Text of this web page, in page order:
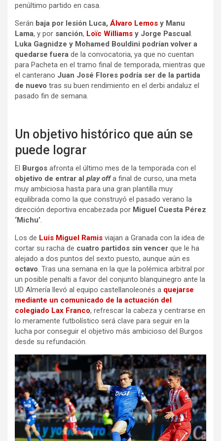
penúltimo partido en casa.
Serán baja por lesión Luca, Álvaro Lemos y Manu
Lama, y por sanción, Loïc Williams y Jorge Pascual.
Luka Gagnidze y Mohamed Bouldini podrían volver a
quedarse fuera de la convocatoria, ya que no cuentan
para Pacheta en el tramo final de temporada, mientras que
el canterano Juan José Flores podría ser de la partida
de nuevo tras su buen rendimiento en el derbi andaluz el
pasado fin de semana.
Un objetivo histórico que aún se
puede lograr
El Burgos afronta el último mes de la temporada con el
objetivo de entrar al play offa final de curso, una meta
muy ambiciosa hasta para una gran plantilla muy
equilibrada como la que construyó el pasado verano la
dirección deportiva encabezada por Miguel Cuesta Pérez
‘Michu’.
Los de Luis Miguel Ramis viajan a Granada con la idea de
cortar su racha de cuatro partidos sin vencer que le ha
alejado a dos puntos del sexto puesto, aunque aún es
octavo. Tras una semana en la que la polémica arbitral por
un posible penalti a favor del conjunto blanquinegro ante la
UD Almería llevó al equipo castellanoleonés a quejarse
mediante un comunicado de la actuación del
colegiado Lax Franco, refrescar la cabeza y centrarse en
lo meramente futbolístico será clave para seguir en la
lucha por conseguir el objetivo más ambicioso del Burgos
desde su refundación.